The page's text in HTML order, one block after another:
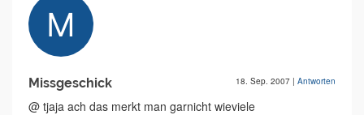
Missgeschick 18. Sep. 2007 | Antworten
@ tjaja ach das merkt man garnicht wieviele